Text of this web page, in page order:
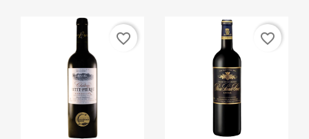
favorite_border favorite_border